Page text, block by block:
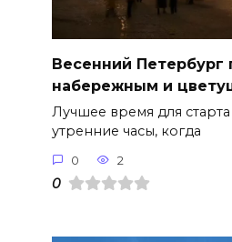
Весенний Петербург
набережным и
Лучшее время для
утренние часы, когда
0 2
0